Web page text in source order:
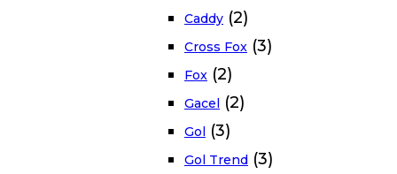
Caddy (2)
Cross Fox (3)
Fox (2)
Gacel (2)
Gol (3)
Gol Trend (3)